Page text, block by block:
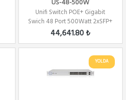
US-48-500W
Unifi Switch POE+ Gigabit
Swich 48 Port 500Watt 2xSFP+
2xSFP Yönet...
44,641.80 ₺
YOLDA